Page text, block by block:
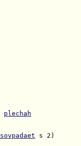
plechah
sovpadaet s 2)